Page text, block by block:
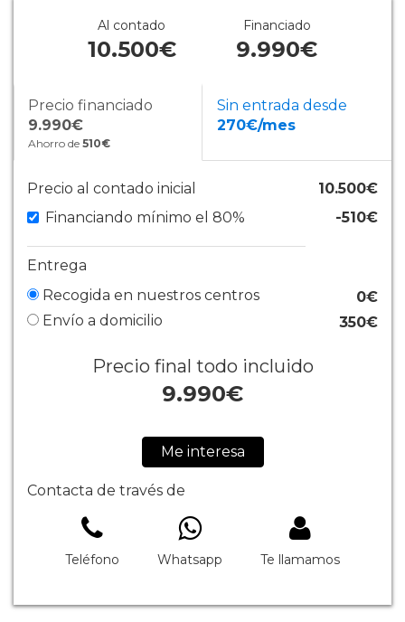
Al contado
10.500€
Financiado
9.990€
Precio financiado
9.990€
Ahorro de 510€
Sin entrada desde
270€/mes
Precio al contado inicial
10.500€
Financiando mínimo el 80%
-510€
Entrega
Recogida en nuestros centros
0€
Envío a domicilio
350€
Precio final todo incluido
9.990€
Me interesa
Contacta de través de
Teléfono Whatsapp Te llamamos